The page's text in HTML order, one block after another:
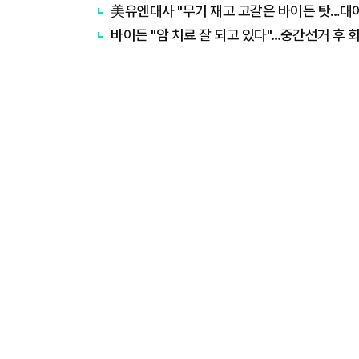
美유엔대사 "무기 재고 고갈은 바이든 탓…대
바이든 "암 치료 잘 되고 있다"…중간선거 후